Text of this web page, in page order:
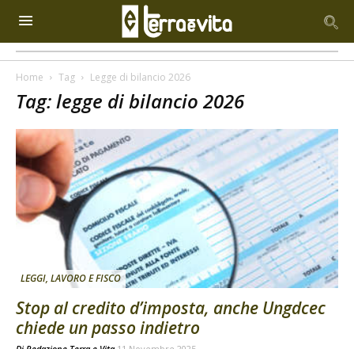
Home Tag Legge di bilancio 2026
Tag: legge di bilancio 2026
LEGGI, LAVORO E FISCO
Stop al credito d’imposta, anche Ungdcec
chiede un passo indietro